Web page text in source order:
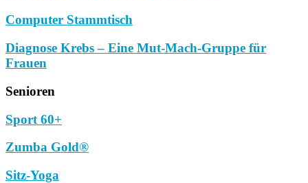
Computer Stammtisch
Diagnose Krebs – Eine Mut-Mach-Gruppe für
Frauen
Senioren
Sport 60+
Zumba Gold®
Sitz-Yoga